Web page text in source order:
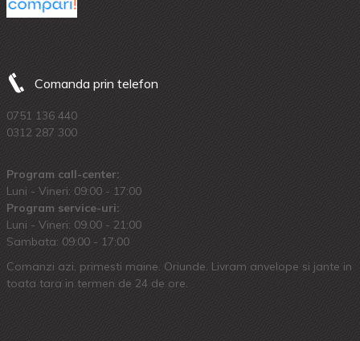
Comanda prin telefon
0751 136 440
0312 287 300
Program call-center:
Luni - Vineri: 09:00 - 17:00
Program service-uri:
Luni - Vineri: 09.00 - 21:00
Sambata: 09:00 - 17:00
Comanzi azi, primesti maine. Oriunde. Livram anvelope si jante in
toata tara in termen de 24 de ore.